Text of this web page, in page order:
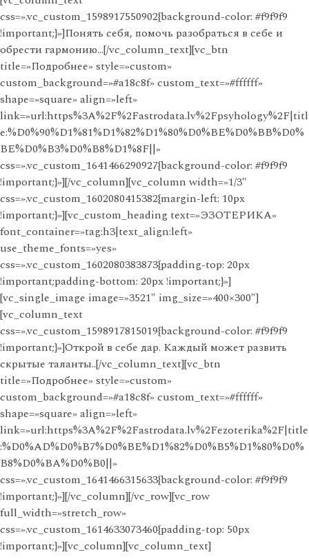
css=».vc_custom_1598917550902{background-color: #f9f9f9
!important;}»]Понять себя, помочь разобраться в себе и
обрести гармонию…[/vc_column_text][vc_btn
title=»Подробнее» style=»custom»
custom_background=»#a18c8f» custom_text=»#ffffff»
shape=»square» align=»left»
link=»url:https%3A%2F%2Fastrodata.lv%2Fpsyhology%2F|titl
e:%D0%90%D1%81%D1%82%D1%80%D0%BE%D0%BB%D0%
BE%D0%B3%D0%B8%D1%8F||»
css=».vc_custom_1641466290927{background-color: #f9f9f9
!important;}»][/vc_column][vc_column width=»1/3″
css=».vc_custom_1602080415382{margin-left: 10px
!important;}»][vc_custom_heading text=»ЭЗОТЕРИКА»
font_container=»tag:h3|text_align:left»
use_theme_fonts=»yes»
css=».vc_custom_1602080383873{padding-top: 20px
!important;padding-bottom: 20px !important;}»]
[vc_single_image image=»3521″ img_size=»400×300″]
[vc_column_text
css=».vc_custom_1598917815019{background-color: #f9f9f9
!important;}»]Открой в себе дар. Каждый может развить
скрытые таланты..[/vc_column_text][vc_btn
title=»Подробнее» style=»custom»
custom_background=»#a18c8f» custom_text=»#ffffff»
shape=»square» align=»left»
link=»url:https%3A%2F%2Fastrodata.lv%2Fezoterika%2F|title
:%D0%AD%D0%B7%D0%BE%D1%82%D0%B5%D1%80%D0%
B8%D0%BA%D0%B0||»
css=».vc_custom_1641466315633{background-color: #f9f9f9
!important;}»][/vc_column][/vc_row][vc_row
full_width=»stretch_row»
css=».vc_custom_1614633073460{padding-top: 50px
!important;}»][vc_column][vc_column_text]